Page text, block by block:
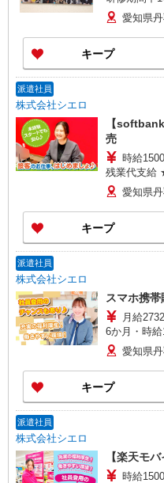
支給（規定あり） ゜+゜・。
○。・゜+゜
を紹介頂くと
回払い・週
+゜・。○。
愛知県
キープ
派遣社員
株式会社シエロ
【
売
時給
残業代支給
+゜・。○。
万円支給(規定有) お友達を紹介頂
ィブ支給(規定有) ★月2回払い・週
有）★ ゜・
愛知県
キープ
派遣社員
株式会社シエロ
スマホ携帯
月給
6か月・時
り） ゜+゜・。○。・゜+゜・。○。・゜+゜ 入社
祝い金10万円支給(規定
ンセンティ
○。・゜+゜
愛知県
キープ
派遣社員
株式会社シエロ
【楽天モ
時給